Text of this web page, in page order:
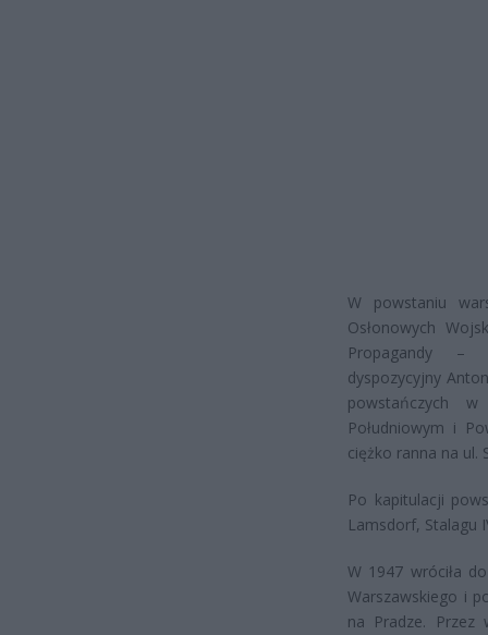
W powstaniu
Osłonowych
Propagandy –
dyspozycyjny
powstańczych w
Południowym i
ciężko ranna na ul.
Po kapitulacji
Lamsdorf, Stalagu
W 1947 wróciła
Warszawskiego i
na Pradze. Przez